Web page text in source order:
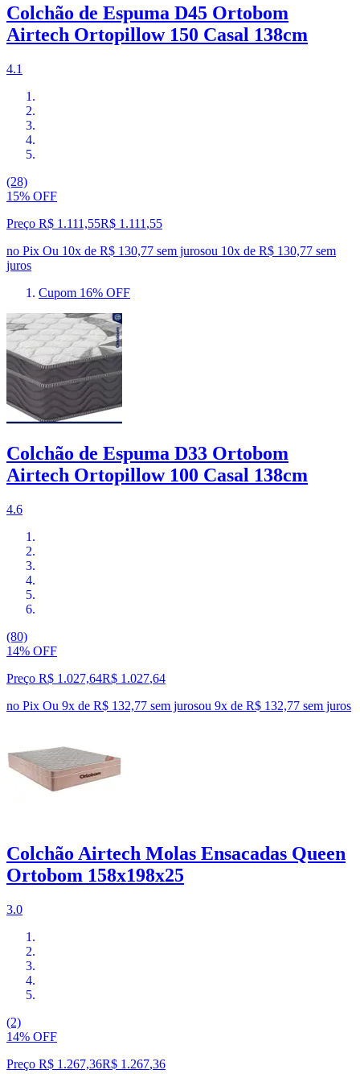
Colchão de Espuma D45 Ortobom
Airtech Ortopillow 150 Casal 138cm
4.1
(28)
15% OFF
Preço R$ 1.111,55R$ 1.111 ,55
no Pix Ou 10x de R$ 130,77 sem jurosou 10x de R$ 130,77 sem
juros
Cupom 16% OFF
Colchão de Espuma D33 Ortobom
Airtech Ortopillow 100 Casal 138cm
4.6
(80)
14% OFF
Preço R$ 1.027,64R$ 1.027,64
no Pix Ou 9x de R$ 132,77 sem jurosou 9x de R$ 132,77 sem juros
Colchão Airtech Molas Ensacadas Queen
Ortobom 158x198x25
3.0
(2)
14% OFF
Preço R$ 1.267,36R$ 1.267,36